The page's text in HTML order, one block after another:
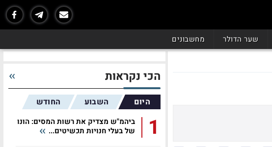
שער הדולר מחשבונים
הכי נקראות
היום השבוע החודש
1
ביהמ"ש מצדיק את רשות המסים: הונו
של בעלי חנויות תכשיטים...